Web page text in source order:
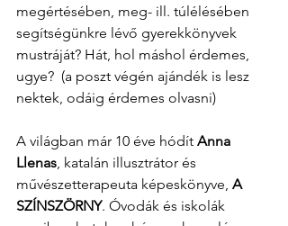
megértésében, meg- ill. túlélésében
segítségünkre lévő gyerekkönyvek
mustráját? Hát, hol máshol érdemes,
ugye?  (a poszt végén ajándék is lesz
nektek, odáig érdemes olvasni)
A világban már 10 éve hódít Anna
Llenas, katalán illusztrátor és
művészetterapeuta képeskönyve, A
SZÍNSZÖRNY. Óvodák és iskolák